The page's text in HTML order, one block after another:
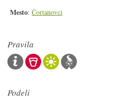
Mesto: Čortanovci
Pravila
Podeli